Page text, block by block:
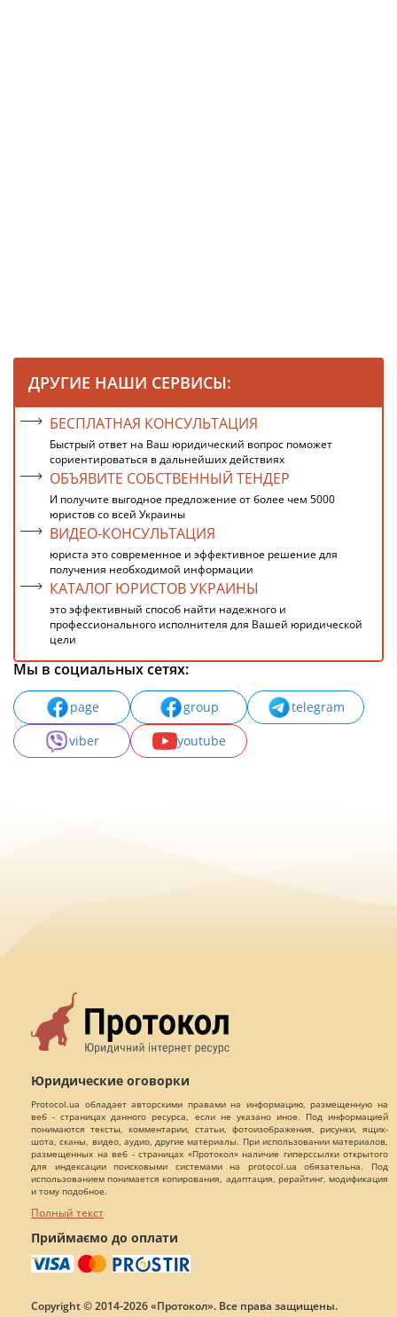
ДРУГИЕ НАШИ СЕРВИСЫ:
БЕСПЛАТНАЯ КОНСУЛЬТАЦИЯ
Быстрый ответ на Ваш юридический вопрос поможет
сориентироваться в дальнейших действиях
ОБЪЯВИТЕ СОБСТВЕННЫЙ ТЕНДЕР
И получите выгодное предложение от более чем 5000
юристов со всей Украины
ВИДЕО-КОНСУЛЬТАЦИЯ
юриста это современное и эффективное решение для
получения необходимой информации
КАТАЛОГ ЮРИСТОВ УКРАИНЫ
это эффективный способ найти надежного и
профессионального исполнителя для Вашей юридической
цели
Мы в социальных сетях:
page group
telegram
viber
youtube
Юридические оговорки
Protocol.ua обладает авторскими правами на информацию, размещенную на
веб - страницах данного ресурса, если не указано иное. Под информацией
понимаются тексты, комментарии, статьи, фотоизображения, рисунки, ящик-
шота, сканы, видео, аудио, другие материалы. При использовании материалов,
размещенных на веб - страницах «Протокол» наличие гиперссылки открытого
для индексации поисковыми системами на protocol.ua обязательна. Под
использованием понимается копирования, адаптация, рерайтинг, модификация
и тому подобное.
Полный текст
Приймаємо до оплати
Copyright © 2014-2026 «Протокол». Все права защищены.